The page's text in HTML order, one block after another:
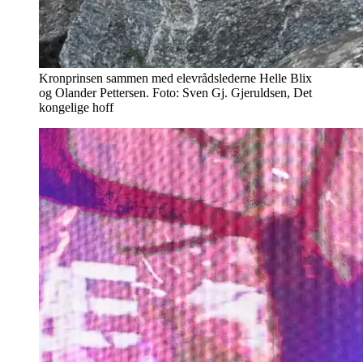
Kronprinsen sammen med elevrådslederne Helle Blix
og Olander Pettersen. Foto: Sven Gj. Gjeruldsen, Det
kongelige hoff